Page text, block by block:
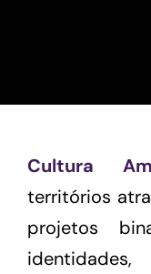
Cultura
territórios
projetos